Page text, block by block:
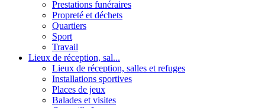
Prestations funéraires
Propreté et déchets
Quartiers
Sport
Travail
Lieux de réception, sal...
Lieux de réception, salles et refuges
Installations sportives
Places de jeux
Balades et visites